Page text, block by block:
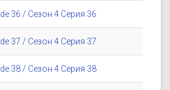
36 / Сезон 4 Серия 36
37 / Сезон 4 Серия 37
38 / Сезон 4 Серия 38